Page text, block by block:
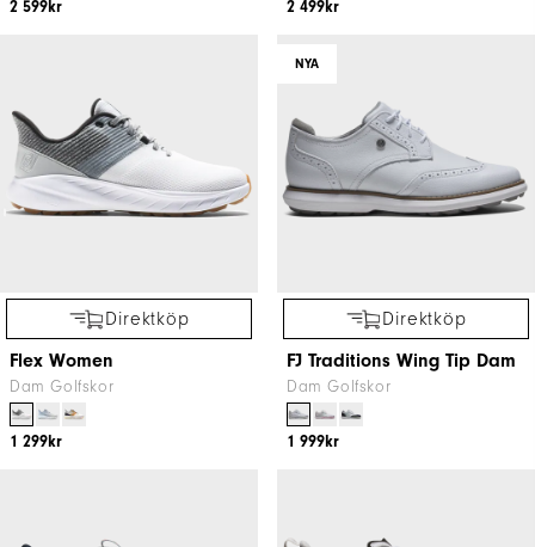
2 599kr 2 499kr
Direktköp
Flex Women
Dam Golfskor
1 299kr
NYA
Direktköp
FJ Traditions Wing Tip Dam
Dam Golfskor
1 999kr